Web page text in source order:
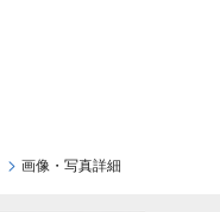
画像・写真詳細